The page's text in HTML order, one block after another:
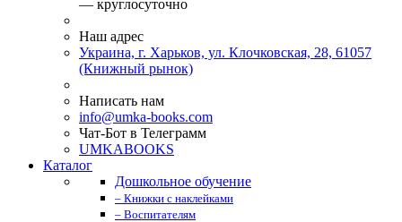
— круглосуточно
Наш адрес
Украина, г. Харьков, ул. Клочковская, 28, 61057
(Книжный рынок)
Написать нам
info@umka-books.com
Чат-Бот в Телеграмм
UMKABOOKS
Каталог
Дошкольное обучение
– Книжки с наклейками
– Воспитателям